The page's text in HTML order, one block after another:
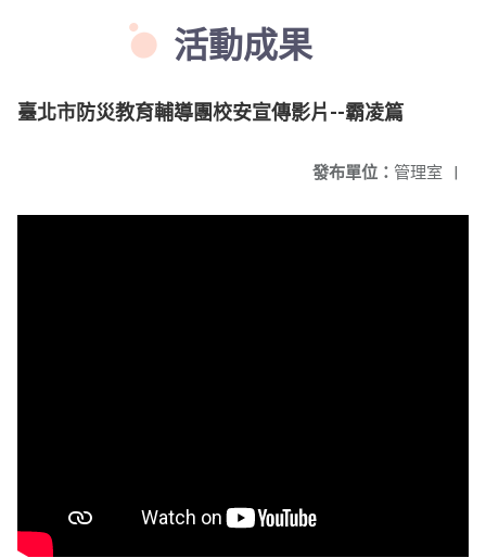
活動成果
臺北市防災教育輔導團校安宣傳影片--霸凌篇
發布單位： 管理室 |